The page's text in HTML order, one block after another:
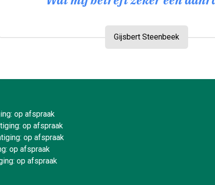
Gijsbert Steenbeek
op afspraak
op afspraak
op afspraak
op afspraak
op afspraak